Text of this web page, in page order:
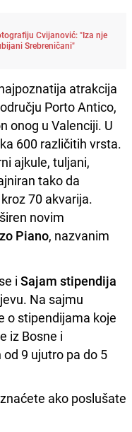
Cvijanović: "Iza nje
Srebreničani"
atrakcija
Porto Antico,
onog u Valenciji. U
600 različitih vrsta.
ajkule, tuljani,
tako da
70 akvarija.
novim
Piano, nazvanim
i Sajam stipendija
Na sajmu
o stipendijama koje
iz Bosne i
9 ujutro pa do 5
ako poslušate